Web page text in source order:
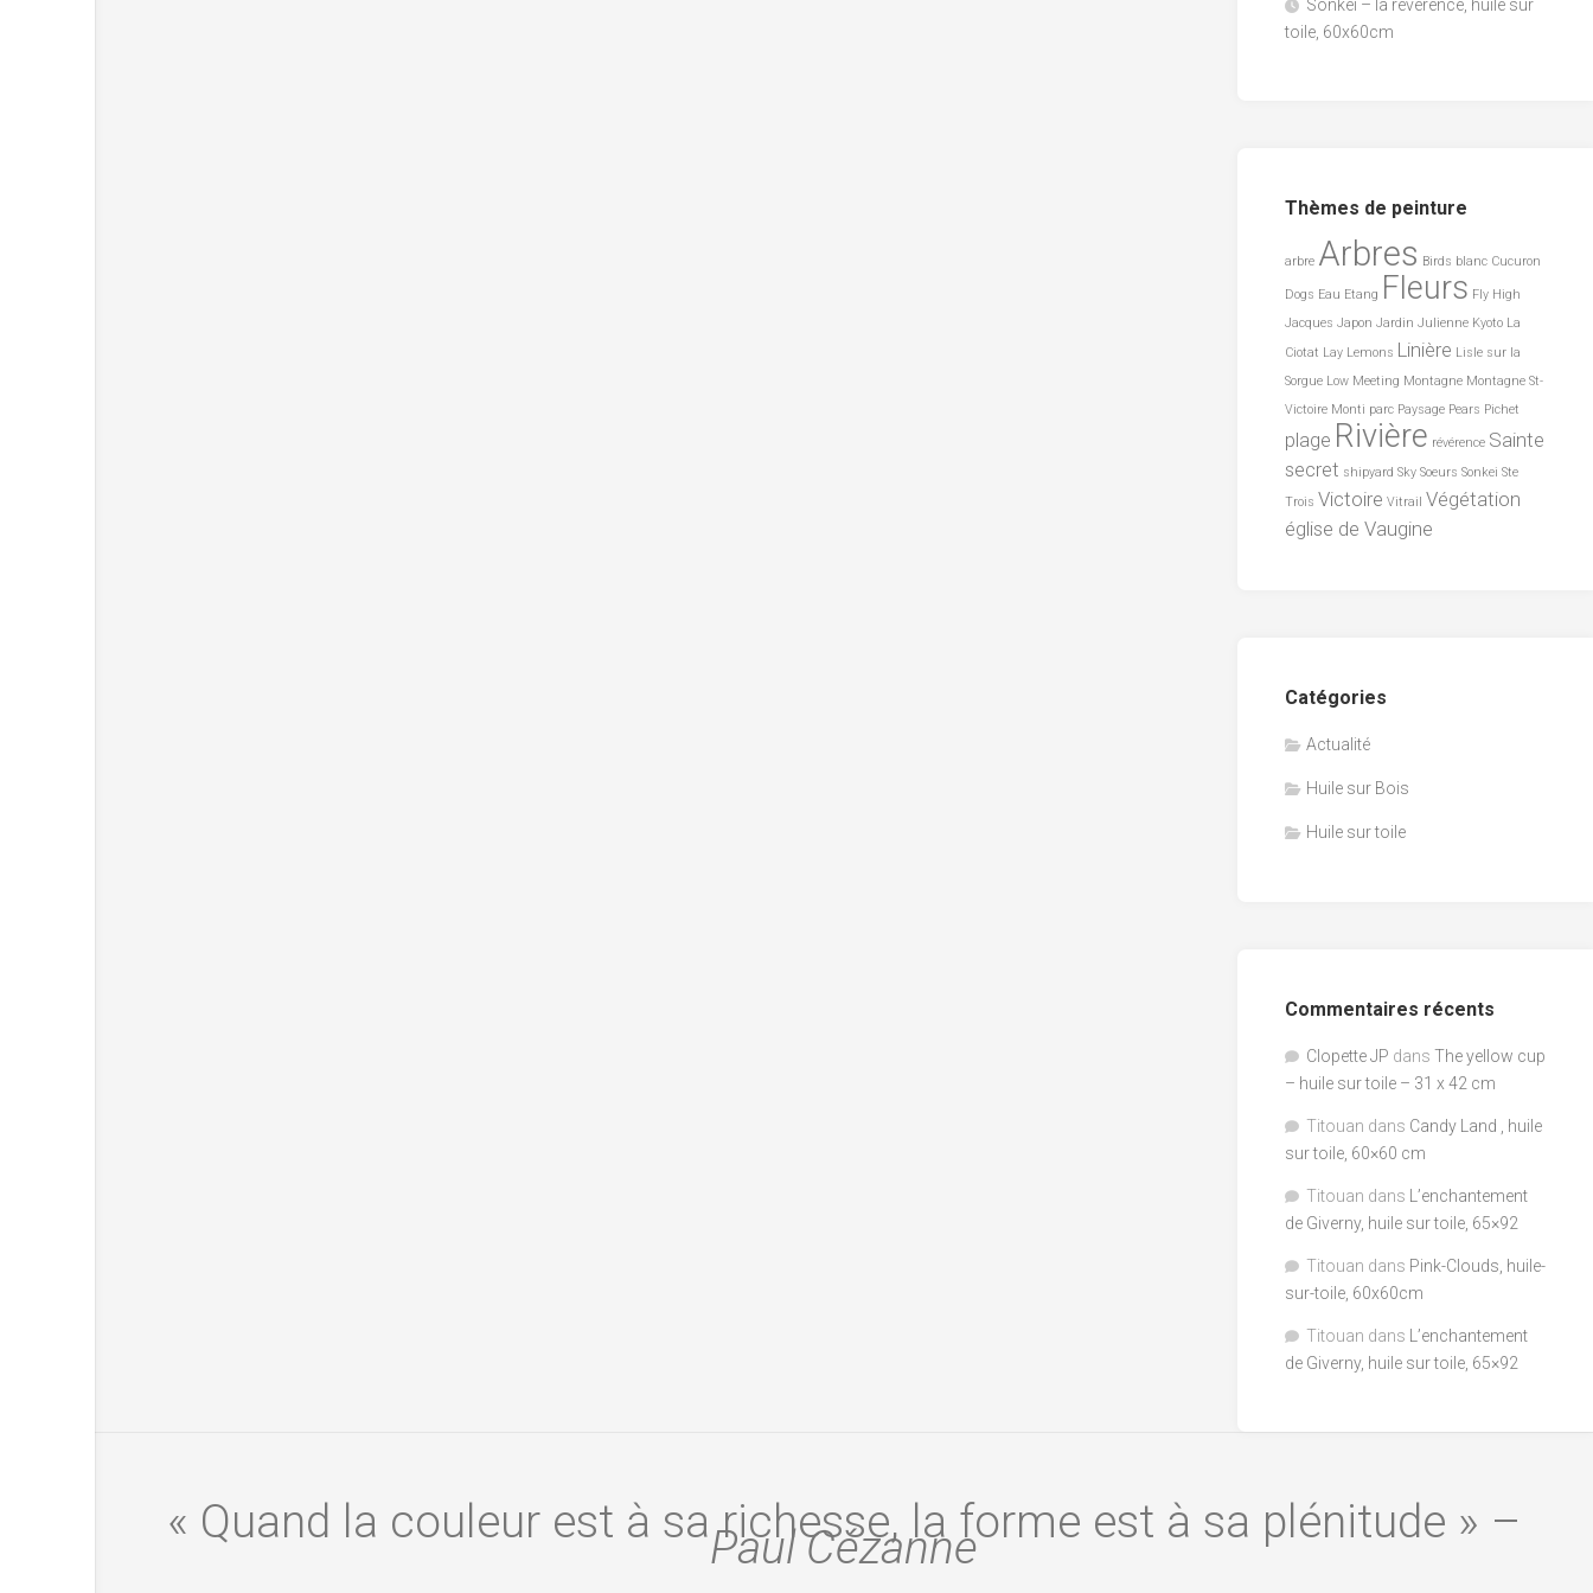
Sonkei – la révérence, huile sur
toile, 60x60cm
Thèmes de peinture
arbre Arbres Birds blanc Cucuron
Dogs Eau Etang Fleurs Fly High
Jacques Japon Jardin Julienne Kyoto La
Ciotat Lay Lemons Linière Lisle sur la
Sorgue Low Meeting Montagne Montagne St-
Victoire Monti parc Paysage Pears Pichet
plage Rivière révérence Sainte
secret shipyard Sky Soeurs Sonkei Ste
Trois Victoire Vitrail Végétation
église de Vaugine
Catégories
Actualité
Huile sur Bois
Huile sur toile
Commentaires récents
Clopette JP dans The yellow cup
– huile sur toile – 31 x 42 cm
Titouan dans Candy Land , huile
sur toile, 60×60 cm
Titouan dans
L’enchantement
de Giverny, huile sur toile, 65×92
Titouan dans Pink-Clouds, huile-
sur-toile, 60x60cm
Titouan dans
L’enchantement
de Giverny, huile sur toile, 65×92
« Quand la couleur est à sa richesse, la forme est à sa plénitude » –
Paul Cézanne